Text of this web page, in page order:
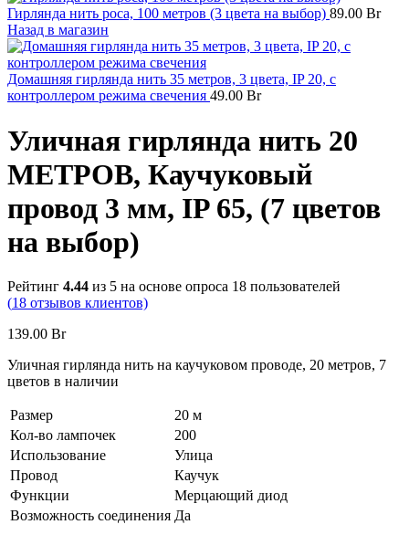
Гирлянда нить роса, 100 метров (3 цвета на выбор) 89.00 Br
Назад в магазин
Домашняя гирлянда нить 35 метров, 3 цвета, IP 20, с
контроллером режима свечения 49.00 Br
Уличная гирлянда нить 20
МЕТРОВ, Каучуковый
провод 3 мм, IP 65, (7 цветов
на выбор)
Рейтинг 4.44 из 5 на основе опроса 18 пользователей
(18 отзывов клиентов)
139.00 Br
Уличная гирлянда нить на каучуковом проводе, 20 метров, 7
цветов в наличии
Размер
20 м
Кол-во лампочек
200
Использование
Улица
Провод
Каучук
Функции
Мерцающий диод
Возможность соединения Да